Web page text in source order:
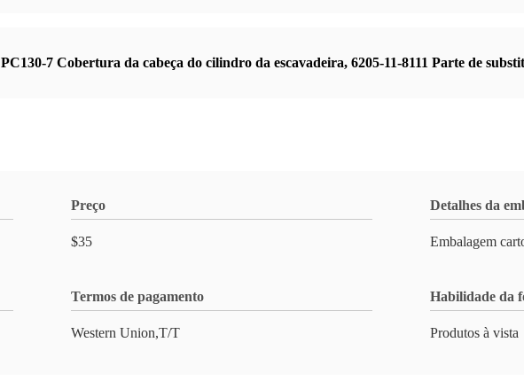
PC130-7 Cobertura da cabeça do cilindro da escavadeira, 6205-11-8111 Parte de
Preço
$35
Detalhes da
Embalagem
Termos de pagamento
Western Union,T/T
Habilidade da
Produtos à vista